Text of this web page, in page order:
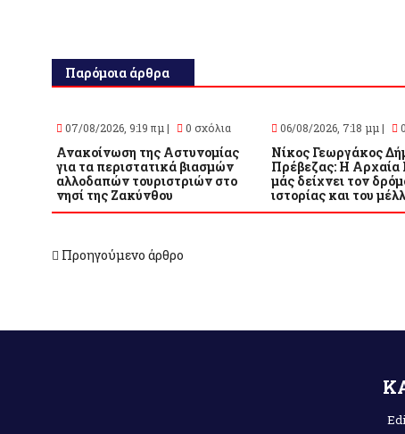
Παρόμοια άρθρα
07/08/2026, 9:19 πμ | 0 σχόλια
Ανακοίνωση της Αστυνομίας
για τα περιστατικά βιασμών
αλλοδαπών τουριστριών στο
νησί της Ζακύνθου
06/08/2026, 7:18 μμ |
Νίκος Γεωργάκος
Πρέβεζας: Η Αρχαία
μάς δείχνει τον
ιστορίας και του
Προηγούμενο άρθρο